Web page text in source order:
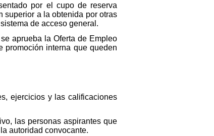
por el cupo de reserva
superior a la obtenida por otras
de acceso general.
aprueba la Oferta de Empleo
promoción interna que queden
ejercicios y las calificaciones
las personas aspirantes que
autoridad convocante.